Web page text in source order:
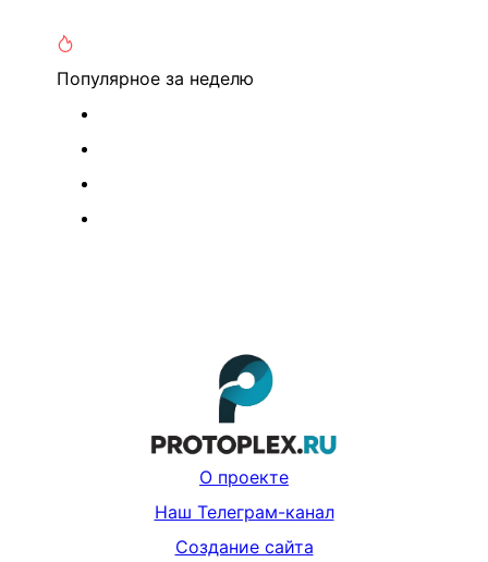
Популярное за неделю
О проекте
Наш Телеграм-канал
Создание сайта